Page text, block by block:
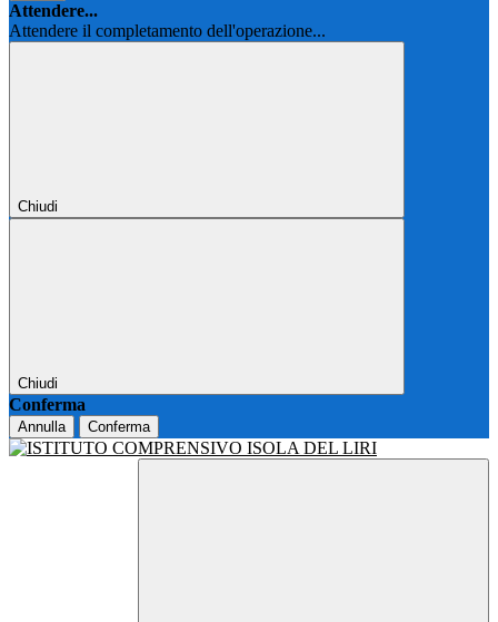
Attendere...
Attendere il completamento dell'operazione...
Chiudi
Chiudi
Conferma
Annulla Conferma